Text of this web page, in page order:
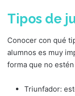
Tipos de
Conocer con qué
alumnos es muy
forma que no
Triunfador: